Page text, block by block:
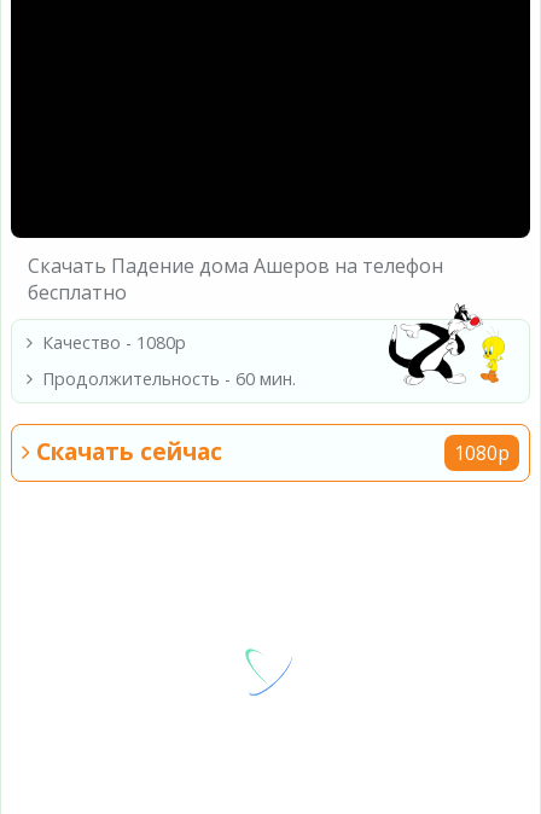
Скачать Падение дома Ашеров на телефон
бесплатно
Качество - 1080p
Продолжительность - 60 мин.
Скачать сейчас 1080p